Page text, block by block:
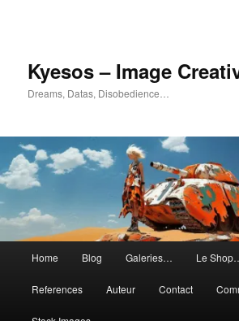
Kyesos – Image
Dreams, Datas, Disobedience…
principal
Home Blog Galeries… Le
References Auteur Contact